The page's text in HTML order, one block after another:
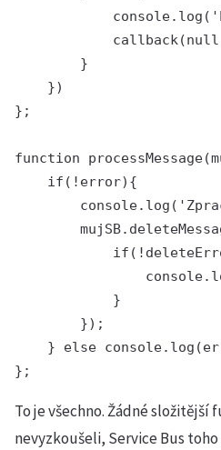
        }
    })
};
function
    if(!error){
            }
        });
} else
To je všechno. Žádné složitější
nevyzkoušeli, Service Bus